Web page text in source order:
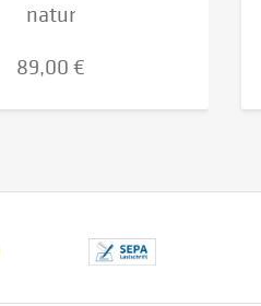
natur
89,00 €